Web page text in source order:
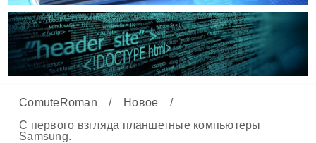
ComuteRoman / Новое
/
С первого взгляда планшетные компьютеры
Samsung.